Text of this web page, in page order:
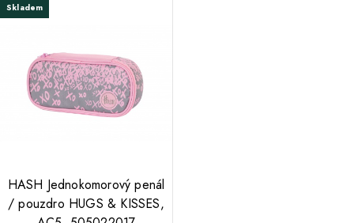
Skladem
HASH Jednokomorový penál
/ pouzdro HUGS & KISSES,